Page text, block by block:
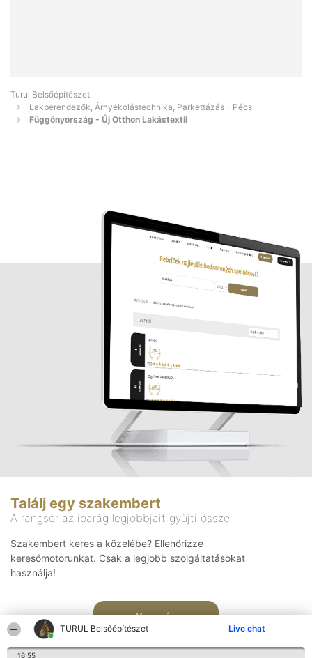
TURUL Belsőépítészet Live chat
16:55
Turul Belsőépítészet
Lakberendezők, Árnyékolástechnika, Parkettázás - Pécs
Függönyország - Új Otthon Lakástextil
Találj egy szakembert
A rangsor az iparág legjobbjait gyűjti össze
Szakembert keres a közelébe? Ellenőrizze
keresőmotorunkat. Csak a legjobb szolgáltatásokat
használja!
Keresés